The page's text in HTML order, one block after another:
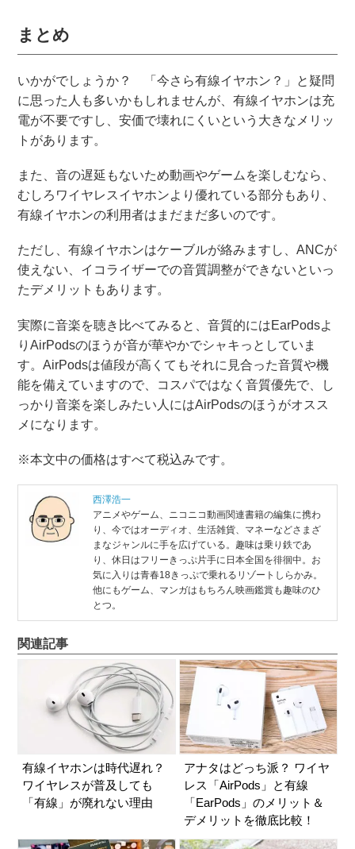
まとめ
いかがでしょうか？ 「今さら有線イヤホン？」と疑問
に思った人も多いかもしれませんが、有線イヤホンは充
電が不要ですし、安価で壊れにくいという大きなメリッ
トがあります。
また、音の遅延もないため動画やゲームを楽しむなら、
むしろワイヤレスイヤホンより優れている部分もあり、
有線イヤホンの利用者はまだまだ多いのです。
ただし、有線イヤホンはケーブルが絡みますし、ANCが
使えない、イコライザーでの音質調整ができないといっ
たデメリットもあります。
実際に音楽を聴き比べてみると、音質的にはEarPodsよ
りAirPodsのほうが音が華やかでシャキっとしていま
す。AirPodsは値段が高くてもそれに見合った音質や機
能を備えていますので、コスパではなく音質優先で、し
っかり音楽を楽しみたい人にはAirPodsのほうがオスス
メになります。
※本文中の価格はすべて税込みです。
西澤浩一
アニメやゲーム、ニコニコ動画関連書籍の編集に携わ
り、今ではオーディオ、生活雑貨、マネーなどさまざ
まなジャンルに手を広げている。趣味は乗り鉄であ
り、休日はフリーきっぷ片手に日本全国を徘徊中。お
気に入りは青春18きっぷで乗れるリゾートしらかみ。
他にもゲーム、マンガはもちろん映画鑑賞も趣味のひ
とつ。
関連記事
有線イヤホンは時代遅れ？
ワイヤレスが普及しても
「有線」が廃れない理由
アナタはどっち派？ ワイヤ
レス「AirPods」と有線
「EarPods」のメリット＆
デメリットを徹底比較！